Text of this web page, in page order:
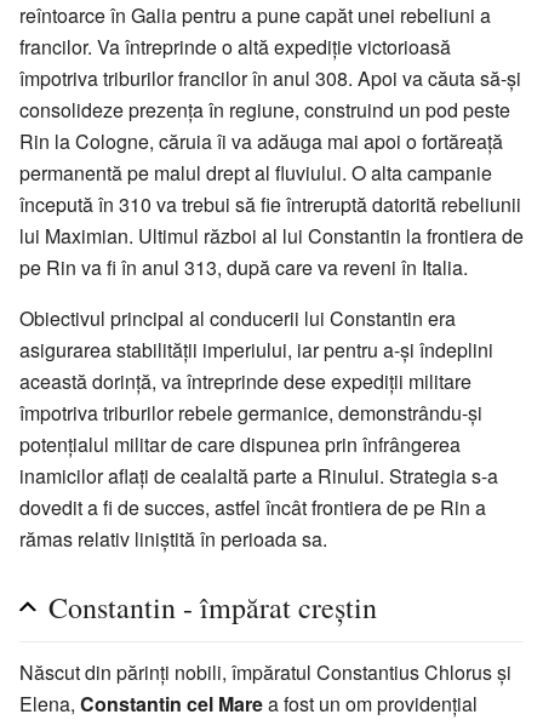
reîntoarce în Galia pentru a pune capăt unei rebeliuni a
francilor. Va întreprinde o altă expediție victorioasă
împotriva triburilor francilor în anul 308. Apoi va căuta să-și
consolideze prezența în regiune, construind un pod peste
Rin la Cologne, căruia îi va adăuga mai apoi o fortăreață
permanentă pe malul drept al fluviului. O alta campanie
începută în 310 va trebui să fie întreruptă datorită rebeliunii
lui Maximian. Ultimul război al lui Constantin la frontiera de
pe Rin va fi în anul 313, după care va reveni în Italia.
Obiectivul principal al conducerii lui Constantin era
asigurarea stabilității imperiului, iar pentru a-și îndeplini
această dorință, va întreprinde dese expediții militare
împotriva triburilor rebele germanice, demonstrându-și
potențialul militar de care dispunea prin înfrângerea
inamicilor aflați de cealaltă parte a Rinului. Strategia s-a
dovedit a fi de succes, astfel încât frontiera de pe Rin a
rămas relativ liniștită în perioada sa.
Constantin - împărat creștin
Născut din părinți nobili, împăratul Constantius Chlorus și
Elena, Constantin cel Marea fost un om providențial